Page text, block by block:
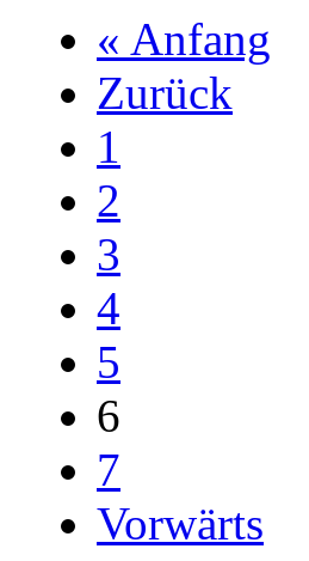
« Anfang
Zurück
1
2
3
4
5
6
7
Vorwärts